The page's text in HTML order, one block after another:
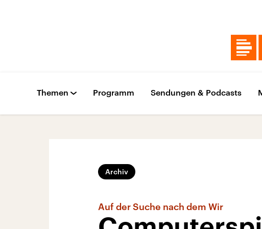
Themen Programm Sendungen & Podcasts
Archiv
Auf der Suche nach dem Wir